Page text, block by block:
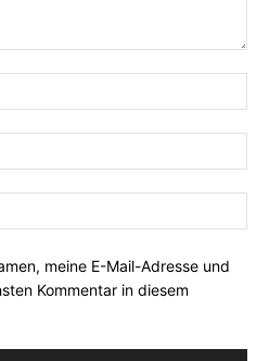
meine E-Mail-Adresse und
Kommentar in diesem